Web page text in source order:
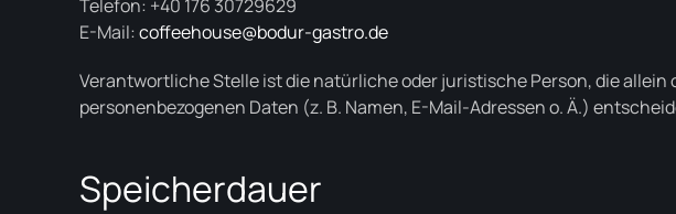
Telefon: +40 176 30729629
E-Mail:coffeehouse@bodur-gastro.de
Verantwortliche Stelle ist die natürliche oder juristische Person, die
personenbezogenen Daten (z. B. Namen, E-Mail-Adressen o. Ä.)
Speicherdauer